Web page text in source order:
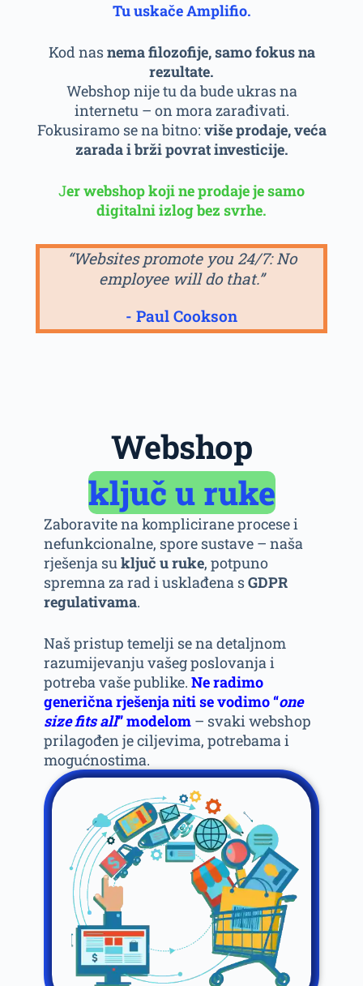
Tu uskače Amplifio.
Kod nasnema filozofije, samo fokus na
rezultate.
Webshop nije tu da bude ukras na
internetu – on mora zarađivati.
Fokusiramo se na bitno: više prodaje, veća
zarada i brži povrat investicije.
Jer webshop koji ne prodaje je samo
digitalni izlog bez svrhe.
“Websites promote you 24/7: No
employee will do that.”
- Paul Cookson
Webshop
ključ u ruke
Zaboravite na komplicirane procese i
nefunkcionalne, spore sustave – naša
rješenja suključ u ruke, potpuno
spremna za rad i usklađena sGDPR
regulativama.
Naš pristup temelji se na detaljnom
razumijevanju vašeg poslovanja i
potreba vaše publike. Ne radimo
generična rješenja niti se vodimo “one
size fits all” modelom – svaki webshop
prilagođen je ciljevima, potrebama i
mogućnostima.